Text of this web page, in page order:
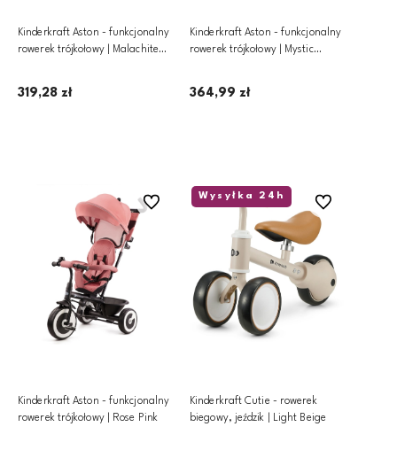
Kinderkraft Aston - funkcjonalny
rowerek trójkołowy | Malachite
319,28 zł
Kinderkraft Aston - funkcjonalny
rowerek trójkołowy | Mystic
364,99 zł
Kinderkraft Aston - funkcjonalny
rowerek trójkołowy | Rose Pink
Do ulubionych
Wysyłka 24h
Kinderkraft Cutie - rowerek
biegowy, jeździk | Light Beige
Do ulubionych